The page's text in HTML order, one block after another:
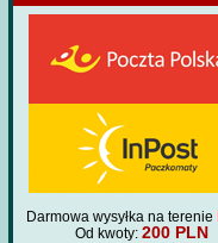
Darmowa wysyłka na terenie
Od kwoty: 200 PLN